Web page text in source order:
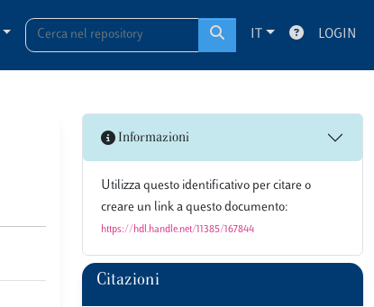
IT LOGIN
Informazioni
Utilizza questo identificativo per citare o
creare un link a questo documento:
https://hdl.handle.net/11385/167844
Citazioni